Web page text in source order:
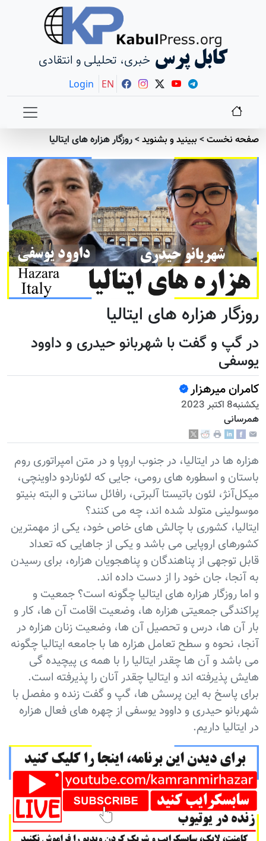
کابل پرس خبری، تحلیلی و انتقادی
Login EN
صفحه نخست> ببينيد و بشنويد>روزگار هزاره های ایتالیا
روزگار هزاره های ایتالیا
در گپ و گفت با شهربانو حیدری و داوود
یوسفی
کامران میرهزار
يكشنبه8 اكتبر 2023
همرسانی
هزاره ها در ایتالیا، در جنوب اروپا و در متن امپراتوری روم
باستان و اسطوره های رومی، جایی که لئوناردو داوینچی،
میکل‌آنژ، لئون باتیستا آلبرتی، رافائل سانتی و البته بنیتو
موسولینی متولد شده اند، چه می کنند؟
ایتالیا، کشوری با چالش های خاص خود، یکی از مهمترین
کشورهای اروپایی می باشد و یکی از جاهایی که تعداد
قابل توجهی از پناهندگان و پناهجویان هزاره، برای رسیدن
به آنجا، جان خود را از دست داده اند.
و اما روزگار هزاره های ایتالیا چگونه است؟ جمعیت و
پراکندگی جمعیتی هزاره ها، وضعیت اقامت آن ها، کار و
بار آن ها، درس و تحصیل آن ها، وضعیت زنان هزاره در
آنجا، نحوه و سطح تعامل هزاره ها با جامعه ایتالیا چگونه
می باشد و آن ها چقدر ایتالیا را با همه ی پیچیده گی
هایش پذیرفته اند و ایتالیا چقدر آنان را پذیرفته است.
برای پاسخ به این پرسش ها، گپ و گفت زنده و مفصل با
شهربانو حیدری و داوود یوسفی از چهره های فعال هزاره
در ایتالیا داریم.